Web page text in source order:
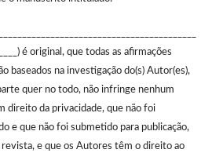
é original, que todas as afirmações
baseados na investigação do(s) Autor(es),
quer no todo, não infringe nenhum
direito da privacidade, que não foi
e que não foi submetido para publicação,
e que os Autores têm o direito ao